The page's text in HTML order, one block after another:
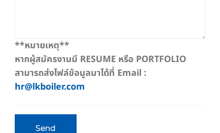
**หมายเหตุ**
หากผู้สมัครงานมี RESUME หรือ PORTFOLIO
สามารถส่งไฟล์ข้อมูลมาได้ที่ Email :
hr@lkboiler.com